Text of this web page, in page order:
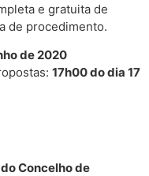
e gratuita de
de procedimento.
de 2020
17h00 do dia 17
Concelho de